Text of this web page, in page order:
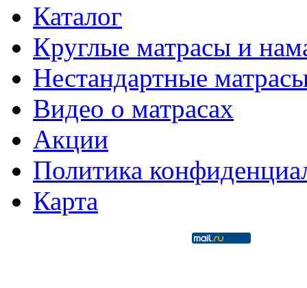
Каталог
Круглые матрасы и
Нестандартные
Видео о матрасах
Акции
Политика
Карта